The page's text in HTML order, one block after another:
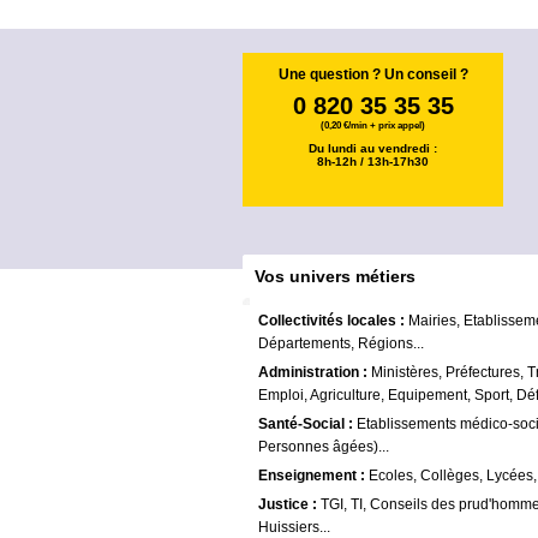
Une question ? Un conseil ?
0 820 35 35 35
(0,20 €/min + prix appel)
Du lundi au vendredi :
8h-12h / 13h-17h30
Vos univers métiers
Collectivités locales : Mairies,
Départements, Régions...
Administration : Ministères, Préfectures,
Emploi, Agriculture, Equipement, Sport,
Santé-Social : Etablissements médico-
Personnes âgées)...
Enseignement : Ecoles, Collèges,
Justice : TGI, TI, Conseils des
Huissiers...